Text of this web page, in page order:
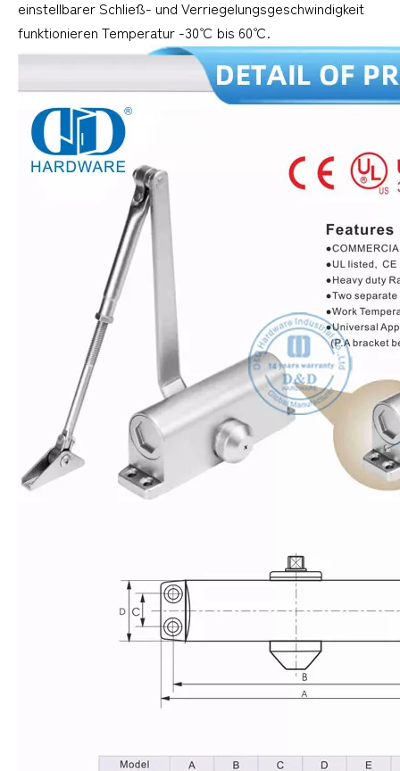
einstellbarer Schließ- und Verriegelungsgeschwindigkeit
funktionieren Temperatur -30℃ bis 60℃.